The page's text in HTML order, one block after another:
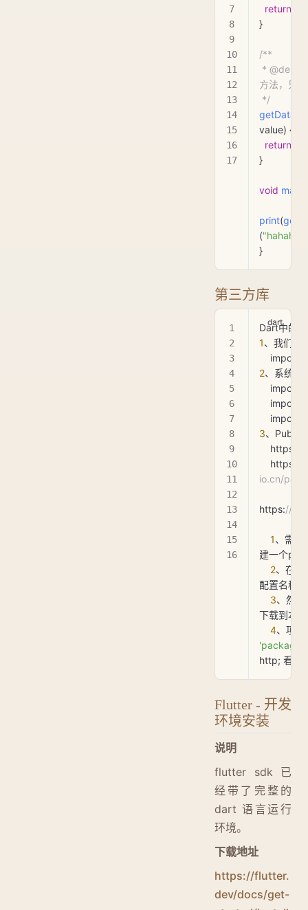
  return
}
/**
方法，只
*/
getData2
value) {
  return
}
void main
print(
("hahaha"
}
第三方库
Dart中的
1、我们自
    import
2、系统内
    import
    import
    import
3、Pub包
    https
    https
io.cn/
https://
    1
、需要
建一个
    2
、在
配置名称
    3
、然
下载到本地
    4
http; 看文
Flutter - 开发
环境安装
说明
flutter sdk 已
经带了完整的
dart 语言运行
环境。
下载地址
https://flutter.
dev/docs/get-